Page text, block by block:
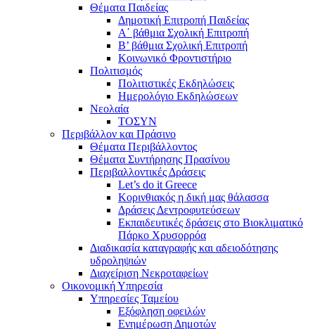
Θέματα Παιδείας
Δημοτική Επιτροπή Παιδείας
Α΄ βάθμια Σχολική Επιτροπή
B’ βάθμια Σχολική Επιτροπή
Κοινωνικό Φροντιστήριο
Πολιτισμός
Πολιτιστικές Εκδηλώσεις
Ημερολόγιο Εκδηλώσεων
Νεολαία
ΤΟΣΥΝ
Περιβάλλον και Πράσινο
Θέματα Περιβάλλοντος
Θέματα Συντήρησης Πρασίνου
Περιβαλλοντικές Δράσεις
Let’s do it Greece
Kορινθιακός η δική μας θάλασσα
Δράσεις Δεντροφυτεύσεων
Εκπαιδευτικές δράσεις στο Βιοκλιματικό
Πάρκο Χρυσορρόα
Διαδικασία καταγραφής και αδειοδότησης
υδροληψιών
Διαχείριση Νεκροταφείων
Οικονομική Υπηρεσία
Υπηρεσίες Ταμείου
Εξόφληση οφειλών
Ενημέρωση Δημοτών